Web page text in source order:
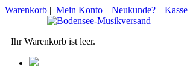
Warenkorb | Mein Konto | Neukunde? | Kasse |
Ihr Warenkorb ist leer.